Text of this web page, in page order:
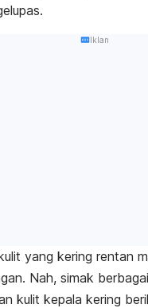
Iklan
yang kering rentan
Nah, simak
kulit kepala kering